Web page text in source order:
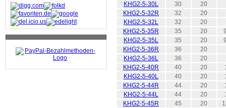
KHG2-5-30L
30
20
KHG2-5-32R
32
20
KHG2-5-32L
32
20
KHG2-5-35R
35 20
KHG2-5-35L
35 20
KHG2-5-36R
36
20
KHG2-5-36L
36
20
KHG2-5-40R
40 20
KHG2-5-40L
40 20
KHG2-5-44R
44 20
KHG2-5-44L
44 20
KHG2-5-45R
45 20